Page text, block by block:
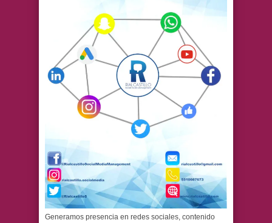
Generamos presencia en redes sociales, contenido